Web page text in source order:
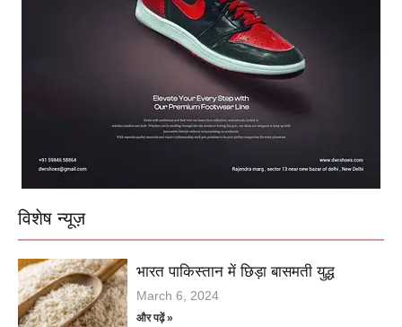
विशेष न्यूज़
भारत पाकिस्तान में छिड़ा बासमती युद्ध
March 6, 2024
और पढ़ें »